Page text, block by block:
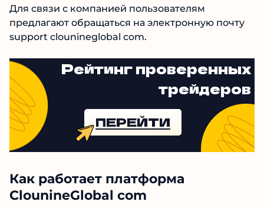
Для связи с компанией пользователям
предлагают обращаться на электронную почту
support clounineglobal com.
Рейтинг проверенных
трейдеров
ПЕРЕЙТИ
Как работает платформа
ClounineGlobal com